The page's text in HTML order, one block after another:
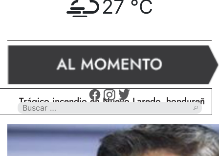
27 °C
incendio en Nuevo Laredo, hondureño muere